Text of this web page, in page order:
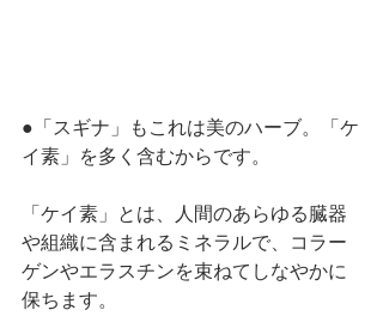
●「スギナ」もこれは美のハーブ。「ケ
イ素」を多く含むからです。
「ケイ素」とは、人間のあらゆる臓器
や組織に含まれるミネラルで、コラー
ゲンやエラスチンを束ねてしなやかに
保ちます。